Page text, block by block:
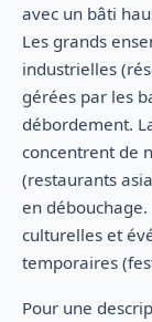
avec un bâti
Les grands
industrielles
gérées par les
débordement.
concentrent de
(restaurants
en
culturelles et
temporaires
Pour une